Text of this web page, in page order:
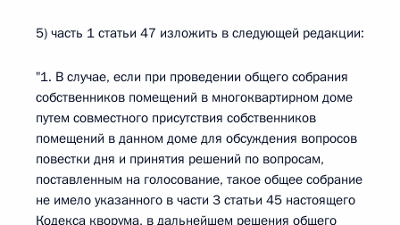
5) часть 1 статьи 47 изложить в следующей редакции:
"1. В случае, если при проведении общего собрания
собственников помещений в многоквартирном доме
путем совместного присутствия собственников
помещений в данном доме для обсуждения вопросов
повестки дня и принятия решений по вопросам,
поставленным на голосование, такое общее собрание
не имело указанного в части 3 статьи 45 настоящего
Кодекса кворума, в дальнейшем решения общего